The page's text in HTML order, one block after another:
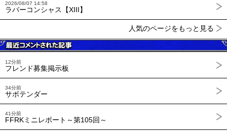
2026/08/07 14:58
ラバーコンシャス【XIII】
人気のページをもっと見る
12分前
フレンド募集掲示板
34分前
サボテンダー
41分前
FFRKミニレポート～第105回～